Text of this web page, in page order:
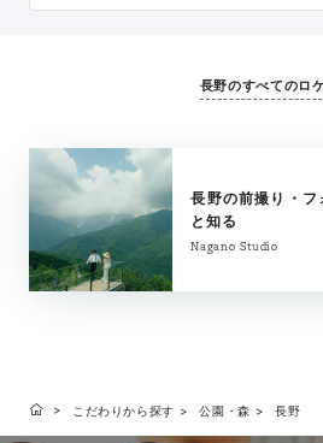
長野のすべてのロ
長野の前撮り・フ
と知る
Nagano Studio
こだわりから探す 公園・森 長野